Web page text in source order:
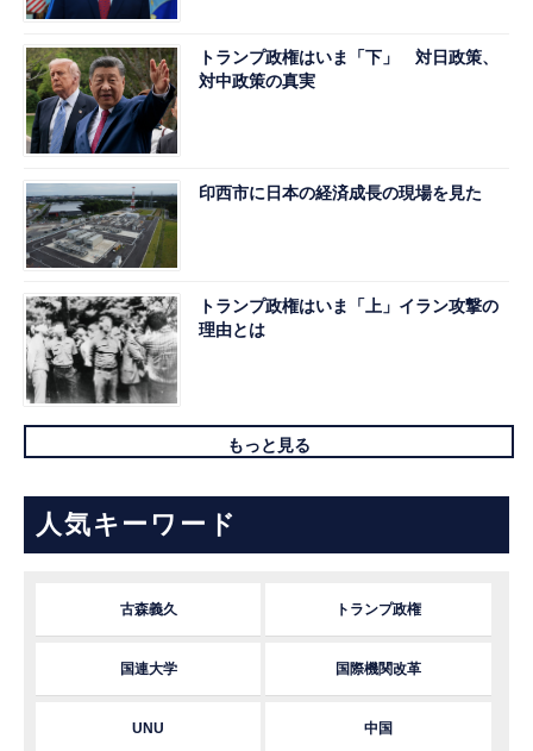
トランプ政権はいま「下」 対日政策、
対中政策の真実
印西市に日本の経済成長の現場を見た
トランプ政権はいま「上」イラン攻撃の
理由とは
もっと見る
人気キーワード
古森義久 トランプ政権
国連大学 国際機関改革
UNU 中国